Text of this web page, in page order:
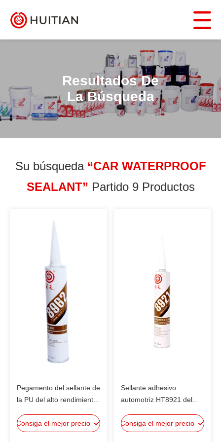
Resultados De
La Búsqueda
Su búsqueda “CAR WATERPROOF
SEALANT” Partido 9 Productos
Pegamento del sellante de
la PU del alto rendimiento
SI262 del parabrisas del
coche
Consiga el mejor precio
Sellante adhesivo
automotriz HT8921 del
componente del alto
rendimiento
Consiga el mejor precio